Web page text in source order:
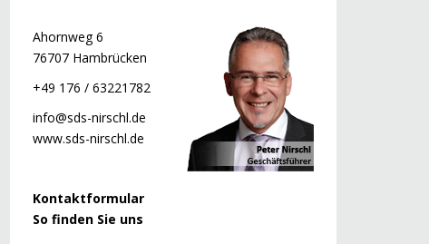
Ahornweg 6
76707 Hambrücken
+49 176 / 63221782
info@sds-nirschl.de
www.sds-nirschl.de
Kontaktformular
So finden Sie uns